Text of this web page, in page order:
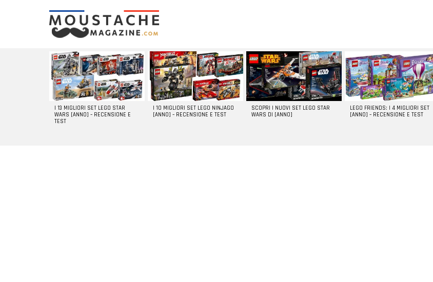
LATEST
STORIES
I 13 MIGLIORI SET LEGO STAR
WARS [ANNO] – RECENSIONE E
TEST
I 10 MIGLIORI SET LEGO NINJAGO
[ANNO] – RECENSIONE E TEST
SCOPRI I NUOVI SET LEGO STAR
WARS DI [ANNO]
LEGO FRIENDS: I 4 MIGLIORI SET
[ANNO] – RECENSIONE E TEST